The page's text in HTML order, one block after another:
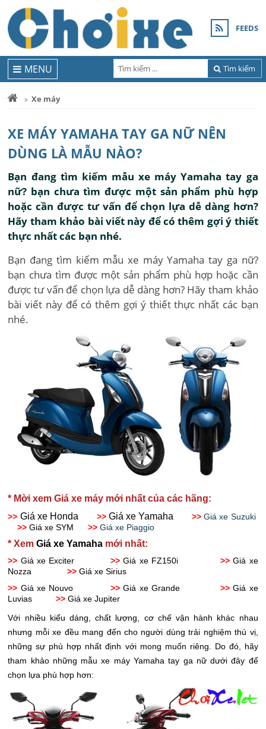
FEEDS
Tìm kiếm
MENU
Xe máy
XE MÁY YAMAHA TAY GA NỮ NÊN
DÙNG LÀ MẪU NÀO?
Bạn đang tìm kiếm mẫu xe máy Yamaha tay ga
nữ? bạn chưa tìm được một sản phẩm phù hợp
hoặc cần được tư vấn để chọn lựa dễ dàng hơn?
Hãy tham khảo bài viết này để có thêm gợi ý thiết
thực nhất các bạn nhé.
Bạn đang tìm kiếm mẫu xe máy Yamaha tay ga nữ?
bạn chưa tìm được một sản phẩm phù hợp hoặc cần
được tư vấn để chọn lựa dễ dàng hơn? Hãy tham khảo
bài viết này để có thêm gợi ý thiết thực nhất các bạn
nhé.
* Mời xem Giá xe máy mới nhất của các hãng:
>> Giá xe Honda >> Giá xe Yamaha >>Giá xe Suzuki
>> Giá xe SYM>> Giá xe Piaggio
* XemGiá xe Yamaha mới nhất:
>> Giá xe Exciter >>Giá xe FZ150i >> Giá xe
Nozza
>> Giá xe Sirius
>> Giá xe Nouvo >> Giá xe Grande >> Giá xe
Luvias
>> Giá xe Jupiter
Với nhiều kiểu dáng, chất lượng, cơ chế vận hành khác nhau
nhưng mỗi xe đều mang đến cho người dùng trải nghiệm thú vị,
những sự phù hợp nhất định với mong muốn riêng. Do đó, hãy
tham khảo những mẫu xe máy Yamaha tay ga nữ dưới đây để
chọn lựa phù hợp hơn: